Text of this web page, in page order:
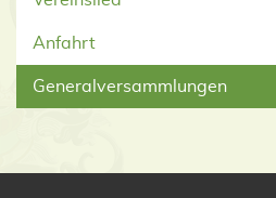
Anfahrt
Generalversammlungen